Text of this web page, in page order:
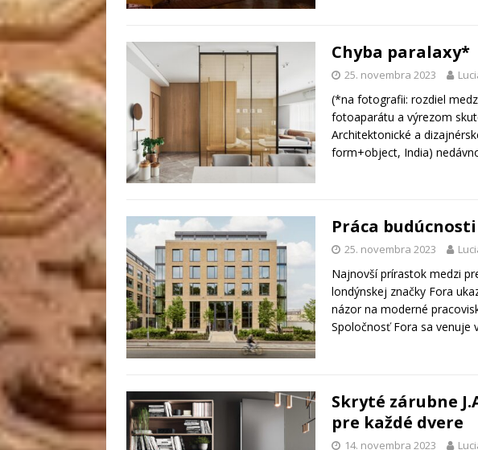
Chyba paralaxy*
25. novembra 2023
(*na fotografii: rozdiel
fotoaparátu a výrezom
Architektonické a
form+object, India)
Práca budúcnosti
25. novembra 2023
Najnovší prírastok medzi
londýnskej značky Fora
názor na moderné
Spoločnosť Fora sa venuje
Skryté zárubne
pre každé dvere
14. novembra 2023